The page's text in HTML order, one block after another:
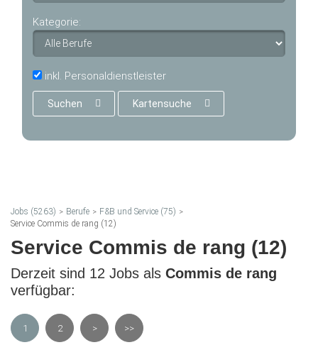
Kategorie:
inkl. Personaldienstleister
Suchen Kartensuche
Jobs (5263) Berufe
F&B und Service (75)
Service Commis de rang (12)
Service Commis de rang (12)
Derzeit sind 12 Jobs als Commis de rang
verfügbar:
1 2 > >>